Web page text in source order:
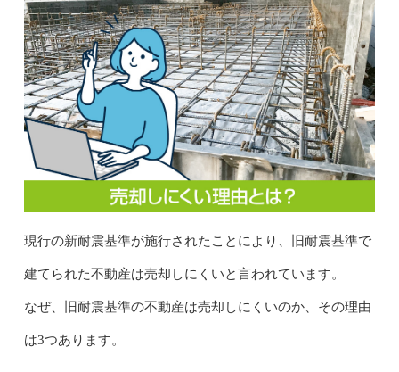
現行の新耐震基準が施行されたことにより、旧耐震基準で
建てられた不動産は売却しにくいと言われています。
なぜ、旧耐震基準の不動産は売却しにくいのか、その理由
は3つあります。